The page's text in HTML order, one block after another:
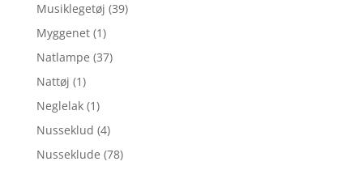
Musiklegetøj (39)
Myggenet (1)
Natlampe (37)
Nattøj (1)
Neglelak (1)
Nusseklud (4)
Nusseklude (78)